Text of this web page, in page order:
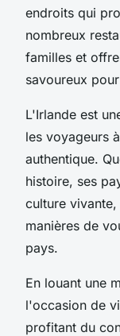
endroits qui
nombreux
familles et
savoureux
L'Irlande est
les voyageurs
authentique.
histoire, ses
culture
manières de
pays.
En louant une
l'occasion de
profitant du